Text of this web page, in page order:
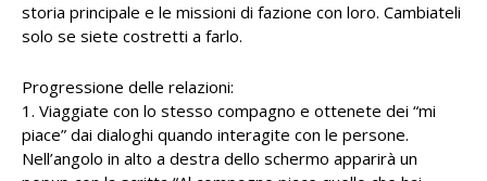
storia principale e le missioni di fazione con loro. Cambiateli
solo se siete costretti a farlo.
Progressione delle relazioni:
1. Viaggiate con lo stesso compagno e ottenete dei “mi
piace” dai dialoghi quando interagite con le persone.
Nell’angolo in alto a destra dello schermo apparirà un